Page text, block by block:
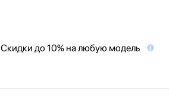
Скидки до 10% на любую модель